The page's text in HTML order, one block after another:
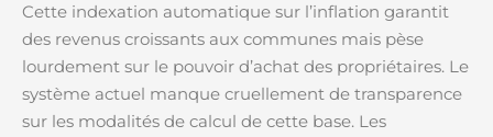
Cette indexation automatique sur l’inflation garantit
des revenus croissants aux communes mais pèse
lourdement sur le pouvoir d’achat des propriétaires. Le
système actuel manque cruellement de transparence
sur les modalités de calcul de cette base. Les